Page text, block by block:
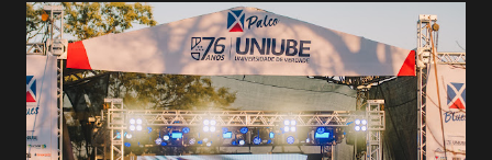
impacto é tão grande que o evento até mudou de nome:
agora é Expozebu Rodeo Shows . E não para por aí. Foto:
@circuitoranchoprimavera 🎤 LINE-UP NACIONAL QUE
VAI ESTREMECER O PARQUE Serão quatro noites , entre
24, 25, 30 de abril e 02 de maio , com oito atrações gigantes